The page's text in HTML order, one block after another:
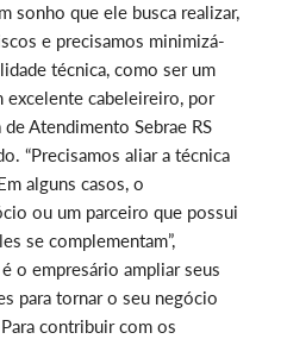
sonho que ele busca realizar,
e precisamos minimizá-
técnica, como ser um
excelente cabeleireiro, por
de Atendimento Sebrae RS
“Precisamos aliar a técnica
alguns casos, o
ou um parceiro que possui
se complementam”,
o empresário ampliar seus
para tornar o seu negócio
contribuir com os